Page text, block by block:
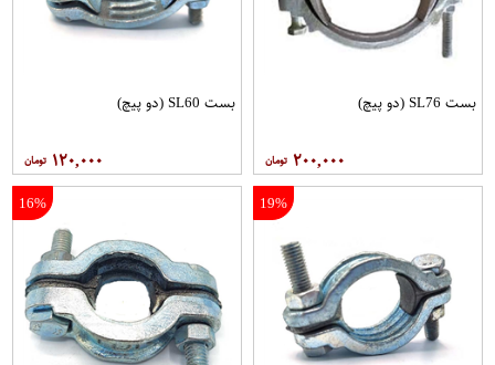
بست SL76 (دو پیچ)
۲۰۰,۰۰۰
بست SL60 (دو پیچ)
۱۲۰,۰۰۰
19%
16%